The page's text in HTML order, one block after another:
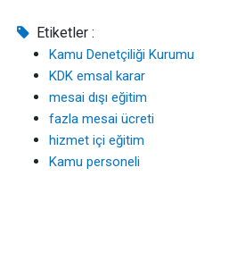
Etiketler :
Kamu Denetçiliği Kurumu
KDK emsal karar
mesai dışı eğitim
fazla mesai ücreti
hizmet içi eğitim
Kamu personeli